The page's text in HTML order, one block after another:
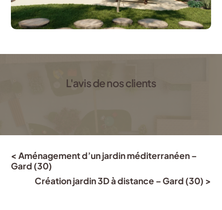
L'avis de nos clients
< Aménagement d’un jardin méditerranéen –
Gard (30)
Création jardin 3D à distance – Gard (30) >